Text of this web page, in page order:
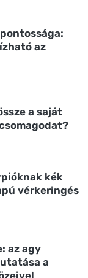
az
a saját
kék
vérkeringés
az agy
a